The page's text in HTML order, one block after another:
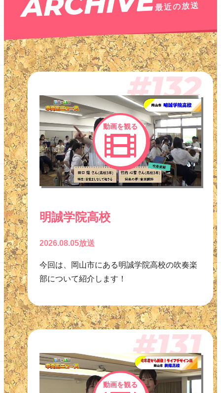
最近の放送
#132
動画を観る
明誠学院高校
2026.08.05放送
今回は、岡山市にある明誠学院高校の吹奏楽
部について紹介します！
#131
動画を観る